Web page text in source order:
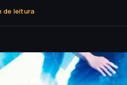
de leitura